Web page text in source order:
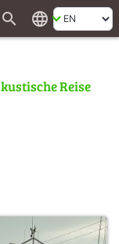
search language
Reise